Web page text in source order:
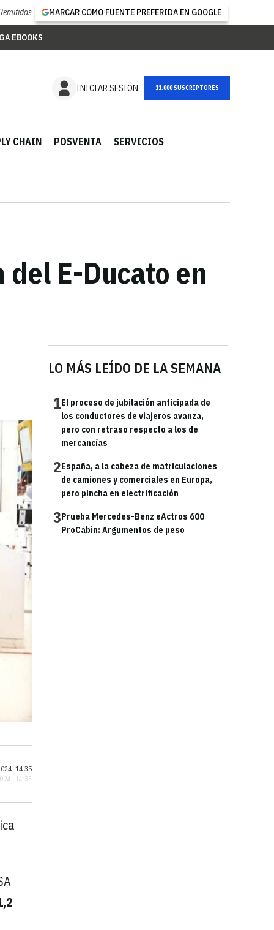
MARCAR COMO FUENTE PREFERIDA EN GOOGLE
EBOOKS
INICIAR SESIÓN NEWSLETTER
CHAIN POSVENTA SERVICIOS
E-Ducato en
LO MÁS LEÍDO DE LA SEMANA
1El proceso de jubilación anticipada de
los conductores de viajeros avanza,
pero con retraso respecto a los de
mercancías
2España, a la cabeza de matriculaciones
de camiones y comerciales en Europa,
pero pincha en electrificación
3Prueba Mercedes-Benz eActros 600
ProCabin: Argumentos de peso
·14:35
· 14:35